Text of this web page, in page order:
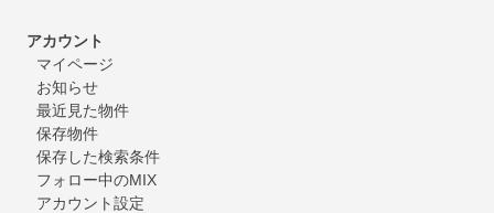
アカウント
マイページ
お知らせ
最近見た物件
保存物件
保存した検索条件
フォロー中のMIX
アカウント設定